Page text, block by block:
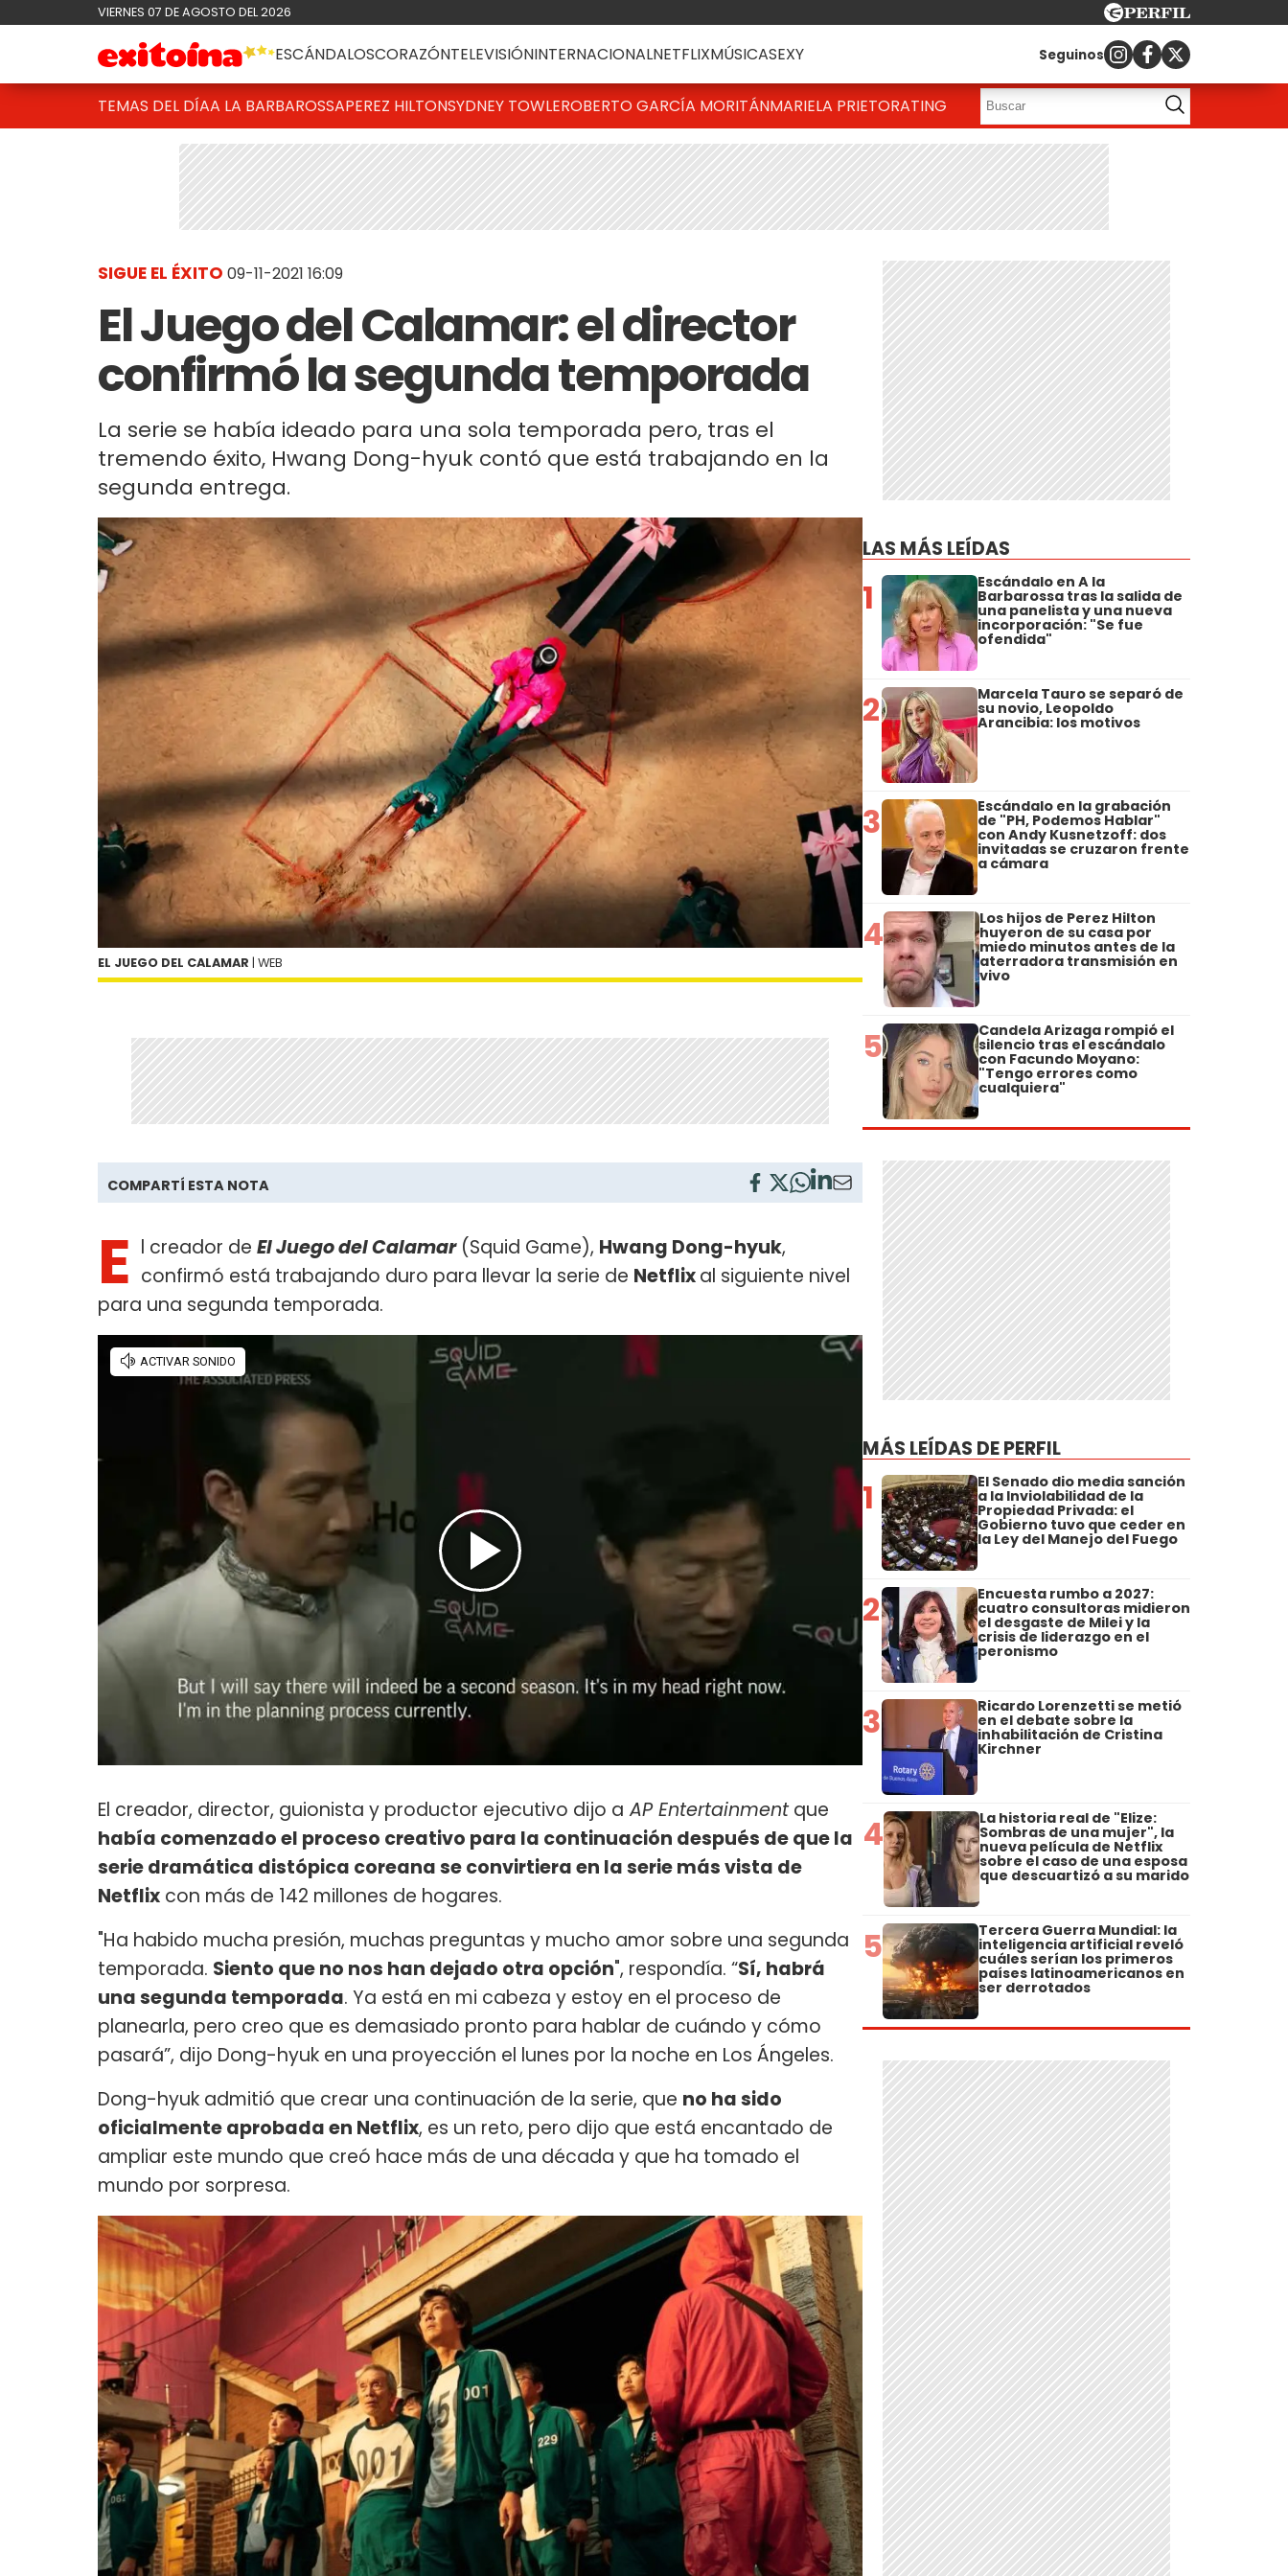
VIERNES 07 DE AGOSTO DEL 2026
ESCÁNDALOSCORAZÓNTELEVISIÓNINTERNACIONALNETFLIXMÚSICASEXY Seguinos
TEMAS DEL DÍAA LA BARBAROSSAPEREZ HILTONSYDNEY TOWLEROBERTO GARCÍA MORITÁNMARIELA PRIETORATING
SIGUE EL ÉXITO 09-11-2021 16:09
El Juego del Calamar: el director
confirmó la segunda temporada
La serie se había ideado para una sola temporada pero, tras el
tremendo éxito, Hwang Dong-hyuk contó que está trabajando en la
segunda entrega.
EL JUEGO DEL CALAMAR | WEB
COMPARTÍ ESTA NOTA
E l creador de El Juego del Calamar(Squid Game), Hwang Dong-hyuk,
confirmó está trabajando duro para llevar la serie de Netflixal siguiente nivel
para una segunda temporada.
El creador, director, guionista y productor ejecutivo dijo a AP Entertainmentque
había comenzado el proceso creativo para la continuación después de que la
serie dramática distópica coreana se convirtiera en la serie más vista de
Netflix con más de 142 millones de hogares.
"Ha habido mucha presión, muchas preguntas y mucho amor sobre una segunda
temporada. Siento que no nos han dejado otra opción", respondía. “Sí, habrá
una segunda temporada. Ya está en mi cabeza y estoy en el proceso de
planearla, pero creo que es demasiado pronto para hablar de cuándo y cómo
pasará”, dijo Dong-hyuk en una proyección el lunes por la noche en Los Ángeles.
Dong-hyuk admitió que crear una continuación de la serie, que no ha sido
oficialmente aprobada en Netflix, es un reto, pero dijo que está encantado de
ampliar este mundo que creó hace más de una década y que ha tomado el
mundo por sorpresa.
LAS MÁS LEÍDAS
1 Escándalo en A la
Barbarossa tras la salida de
una panelista y una nueva
incorporación: "Se fue
ofendida"
2 Marcela Tauro se separó de
su novio, Leopoldo
Arancibia: los motivos
3 Escándalo en la grabación
de "PH, Podemos Hablar"
con Andy Kusnetzoff: dos
invitadas se cruzaron frente
a cámara
4 Los hijos de Perez Hilton
huyeron de su casa por
miedo minutos antes de la
aterradora transmisión en
vivo
5 Candela Arizaga rompió el
silencio tras el escándalo
con Facundo Moyano:
"Tengo errores como
cualquiera"
MÁS LEÍDAS DE PERFIL
1 El Senado dio media sanción
a la Inviolabilidad de la
Propiedad Privada: el
Gobierno tuvo que ceder en
la Ley del Manejo del Fuego
2 Encuesta rumbo a 2027:
cuatro consultoras midieron
el desgaste de Milei y la
crisis de liderazgo en el
peronismo
3 Ricardo Lorenzetti se metió
en el debate sobre la
inhabilitación de Cristina
Kirchner
4 La historia real de "Elize:
Sombras de una mujer", la
nueva película de Netflix
sobre el caso de una esposa
que descuartizó a su marido
5 Tercera Guerra Mundial: la
inteligencia artificial reveló
cuáles serían los primeros
países latinoamericanos en
ser derrotados